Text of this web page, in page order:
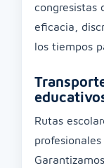
congresistas
eficacia,
los tiempos
Rutas